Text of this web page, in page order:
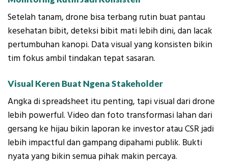
Setelah tanam, drone bisa terbang rutin buat pantau
kesehatan bibit, deteksi bibit mati lebih dini, dan lacak
pertumbuhan kanopi. Data visual yang konsisten bikin
tim fokus ambil tindakan tepat sasaran.
Visual Keren Buat Ngena Stakeholder
Angka di spreadsheet itu penting, tapi visual dari drone
lebih powerful. Video dan foto transformasi lahan dari
gersang ke hijau bikin laporan ke investor atau CSR jadi
lebih impactful dan gampang dipahami publik. Bukti
nyata yang bikin semua pihak makin percaya.